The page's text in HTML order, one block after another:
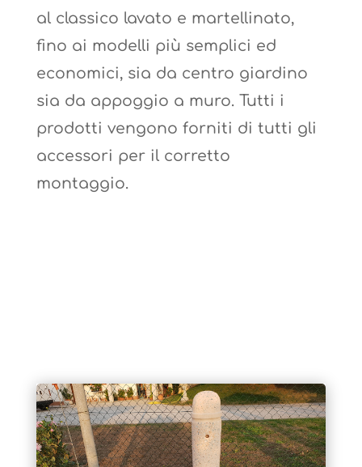
al classico lavato e martellinato,
fino ai modelli più semplici ed
economici, sia da centro giardino
sia da appoggio a muro. Tutti i
prodotti vengono forniti di tutti gli
accessori per il corretto
montaggio.